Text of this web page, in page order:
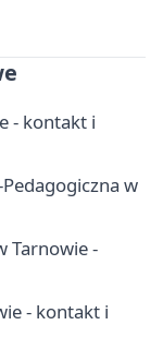
- kontakt i
w
Tarnowie -
- kontakt i